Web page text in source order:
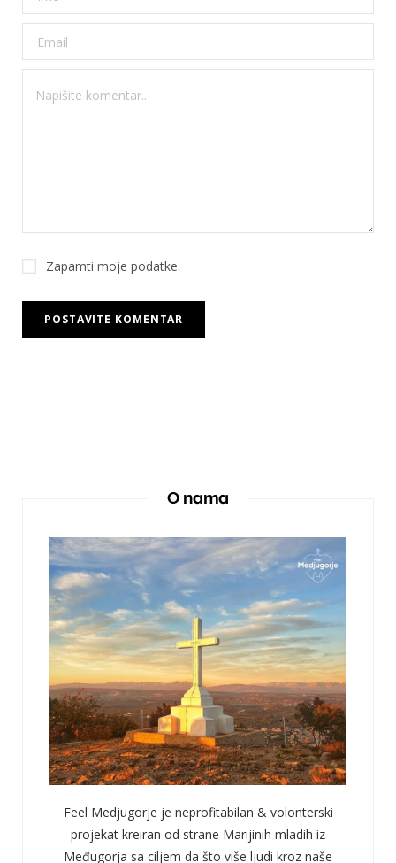
Zapamti moje podatke.
O nama
Feel Medjugorje je neprofitabilan & volonterski
projekat kreiran od strane Marijinih mladih iz
Međugorja sa ciljem da što više ljudi kroz naše